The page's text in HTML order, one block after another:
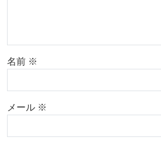
名前 ※
メール ※